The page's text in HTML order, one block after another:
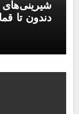
دندون تا